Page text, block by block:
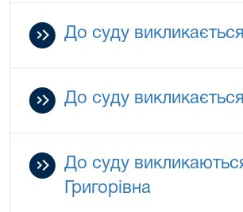
До суду
До суду
До суду
Григорівна